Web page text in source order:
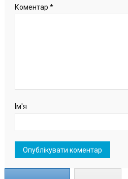
Коментар *
Ім'я